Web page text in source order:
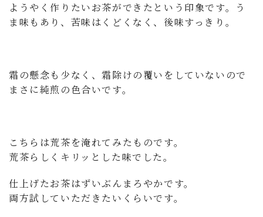
ようやく作りたいお茶ができたという印象です。う
ま味もあり、苦味はくどくなく、後味すっきり。
霜の懸念も少なく、霜除けの覆いをしていないので
まさに純煎の色合いです。
こちらは荒茶を淹れてみたものです。
荒茶らしくキリッとした味でした。
仕上げたお茶はずいぶんまろやかです。
両方試していただきたいくらいです。